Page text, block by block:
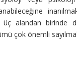
alandan birinde
çok önemli